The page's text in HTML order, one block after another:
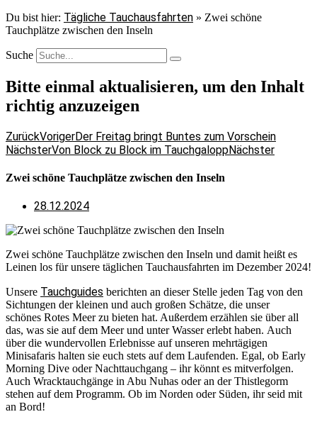
Du bist hier: Tägliche Tauchausfahrten » Zwei schöne
Tauchplätze zwischen den Inseln
Suche
Bitte einmal aktualisieren, um den Inhalt
richtig anzuzeigen
ZurückVorigerDer Freitag bringt Buntes zum Vorschein
NächsterVon Block zu Block im TauchgaloppNächster
Zwei schöne Tauchplätze zwischen den Inseln
28.12.2024
Zwei schöne Tauchplätze zwischen den Inseln und damit heißt es
Leinen los für unsere täglichen Tauchausfahrten im Dezember 2024!
Unsere Tauchguides berichten an dieser Stelle jeden Tag von den
Sichtungen der kleinen und auch großen Schätze, die unser
schönes Rotes Meer zu bieten hat. Außerdem erzählen sie über all
das, was sie auf dem Meer und unter Wasser erlebt haben. Auch
über die wundervollen Erlebnisse auf unseren mehrtägigen
Minisafaris halten sie euch stets auf dem Laufenden. Egal, ob Early
Morning Dive oder Nachttauchgang – ihr könnt es mitverfolgen.
Auch Wracktauchgänge in Abu Nuhas oder an der Thistlegorm
stehen auf dem Programm. Ob im Norden oder Süden, ihr seid mit
an Bord!